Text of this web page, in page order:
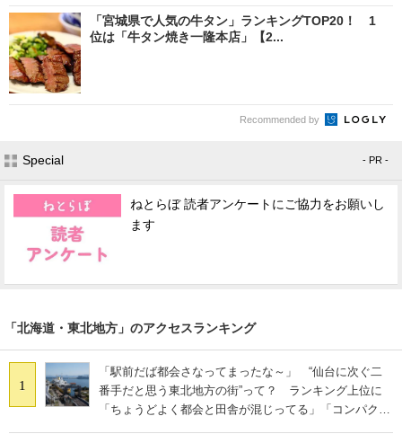
「宮城県で人気の牛タン」ランキングTOP20！ 1
位は「牛タン焼き一隆本店」【2...
Recommended by
Special - PR -
ねとらぼ 読者アンケートにご協力をお願いし
ます
「北海道・東北地方」のアクセスランキング
1
「駅前だば都会さなってまったな～」 “仙台に次ぐ二
番手だと思う東北地方の街”って？ ランキング上位に
「ちょうどよく都会と田舎が混じってる」「コンパクト